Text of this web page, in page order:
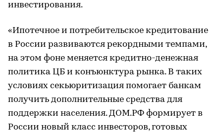
инвестирования.
«Ипотечное и потребительское кредитование
в России развиваются рекордными темпами,
на этом фоне меняется кредитно-денежная
политика ЦБ и конъюнктура рынка. В таких
условиях секьюритизация помогает банкам
получить дополнительные средства для
поддержки населения. ДОМ.РФ формирует в
России новый класс инвесторов, готовых